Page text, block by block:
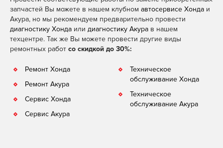
запчастей Вы можете в нашем клубном автосервисе Хонда и
Акура, но мы рекомендуем предварительно провести
диагностику Хонда или диагностику Акура в нашем
техцентре. Так же Вы можете провести другие виды
ремонтных работ со скидкой до 30%:
Ремонт Хонда
Ремонт Акура
Сервис Хонда
Сервис Акура
Техническое
обслуживание Хонда
Техническое
обслуживание Акура